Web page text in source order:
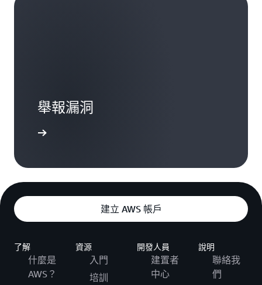
舉報漏洞
建立 AWS 帳戶
了解
什麼是
AWS？
資源
入門
培訓
開發人員
建置者
中心
說明
聯絡我
們